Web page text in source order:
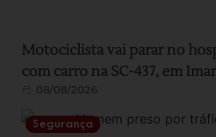
Motociclista vai parar no
com carro na SC-437, em
08/08/2026
Segurança